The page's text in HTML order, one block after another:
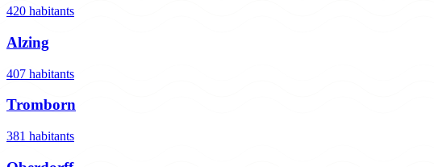
420 habitants
Alzing
407 habitants
Tromborn
381 habitants